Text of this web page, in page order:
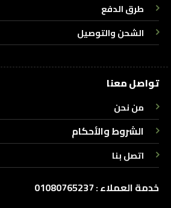
طرق الدفع
الشحن والتوصيل
تواصل معنا
من نحن
الشروط والأحكام
اتصل بنا
خدمة العملاء : 01080765237